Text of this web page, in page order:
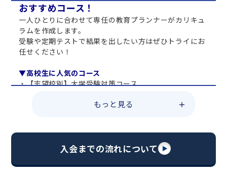
おすすめコース！
一人ひとりに合わせて専任の教育プランナーがカリキュ
ラムを作成します。
受験や定期テストで結果を出したい方はぜひトライにお
任せください！
▼高校生に人気のコース
・【志望校別】大学受験対策コース
・総合型選抜直前対策コース
・【志望校別】公立・私立高校受験対策コース
もっと見る
入会までの流れについて